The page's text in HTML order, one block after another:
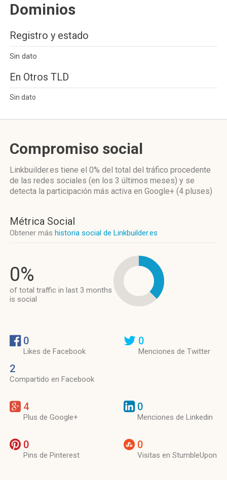
Dominios
Registro y estado
Sin dato
En Otros TLD
Sin dato
Compromiso social
Linkbuilder.es tiene el 0% del total del tráfico procedente
de las redes sociales (en los 3 últimos meses) y se
detecta la participación más activa en Google+ (4 pluses)
Métrica Social
Obtener más historia social de Linkbuilder.es
0%
of total traffic in last 3 months
is social
0
Likes de Facebook
2
Compartido en Facebook
0
Menciones de Twitter
4
Plus de Google+
0
Menciones de Linkedin
0
Pins de Pinterest
0
Visitas en StumbleUpon